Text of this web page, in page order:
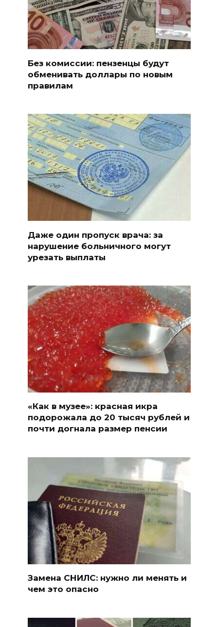
Без комиссии: пензенцы будут
обменивать доллары по новым
правилам
Даже один пропуск врача: за
нарушение больничного могут
урезать выплаты
«Как в музее»: красная икра
подорожала до 20 тысяч рублей и
почти догнала размер пенсии
Замена СНИЛС: нужно ли менять и
чем это опасно